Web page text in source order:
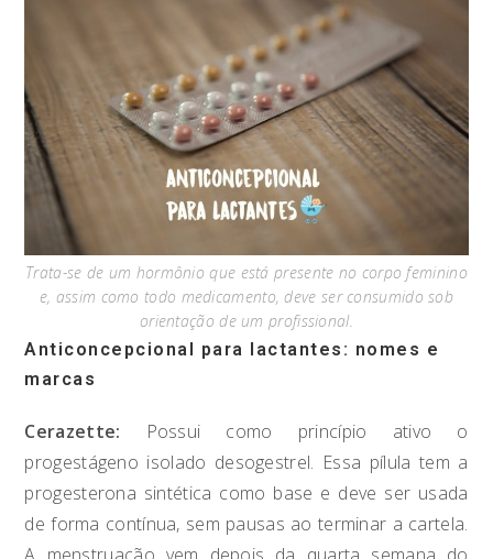
Trata-se de um hormônio que está presente no corpo feminino
e, assim como todo medicamento, deve ser consumido sob
orientação de um profissional.
Anticoncepcional para lactantes: nomes e
marcas
Cerazette: Possui como princípio ativo o
progestágeno isolado desogestrel. Essa pílula tem a
progesterona sintética como base e deve ser usada
de forma contínua, sem pausas ao terminar a cartela.